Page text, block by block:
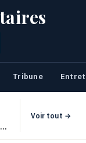
Tribune
Voir tout →